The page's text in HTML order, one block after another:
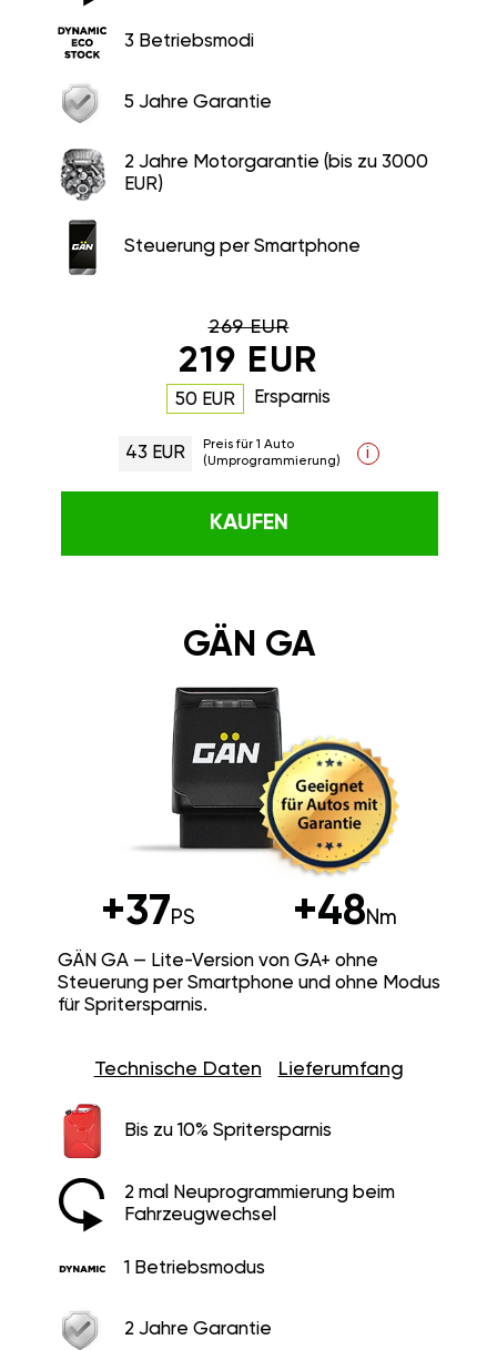
3 Betriebsmodi
5 Jahre Garantie
2 Jahre Motorgarantie (bis zu 3000
EUR)
Steuerung per Smartphone
269 EUR
219 EUR
50 EUR Ersparnis
43 EUR
Preis für 1 Auto
(Umprogrammierung)
i
KAUFEN
GÄN GA
+37PS +48Nm
GÄN GA — Lite-Version von GA+ ohne
Steuerung per Smartphone und ohne Modus
für Spritersparnis.
Technische Daten Lieferumfang
Bis zu 10% Spritersparnis
2 mal Neuprogrammierung beim
Fahrzeugwechsel
1 Betriebsmodus
2 Jahre Garantie